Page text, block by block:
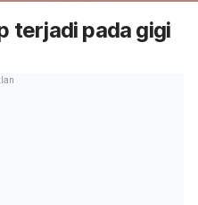
terjadi pada gigi